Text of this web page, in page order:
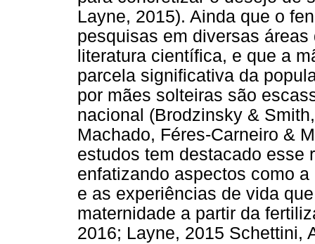
Layne, 2015). Ainda que o
pesquisas em diversas
literatura científica, e que a
parcela significativa da
por mães solteiras são
nacional (Brodzinsky &
Machado, Féres-Carneiro &
estudos tem destacado esse
enfatizando aspectos como
e as experiências de vida
maternidade a partir da
2016; Layne, 2015 Schettini,